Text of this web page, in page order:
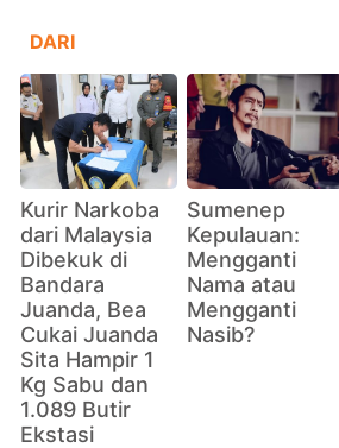
DARI
Kurir Narkoba
dari Malaysia
Dibekuk di
Bandara
Juanda, Bea
Cukai Juanda
Sita Hampir 1
Kg Sabu dan
1.089 Butir
Ekstasi
Sumenep
Kepulauan:
Mengganti
Nama atau
Mengganti
Nasib?